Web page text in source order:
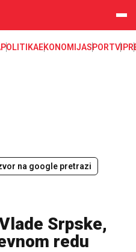
POLITIKAEKONOMIJASPORTVIP
na google pretrazi
Srpske,
redu